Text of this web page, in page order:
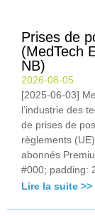
Prises de
(MedTech
NB)
2026-08-05
[2025-06-03]
l’industrie des
de prises de
règlements
abonnés
#000; padding:
Lire la suite >>